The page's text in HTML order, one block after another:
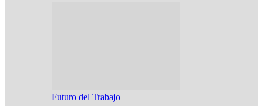
Futuro del Trabajo